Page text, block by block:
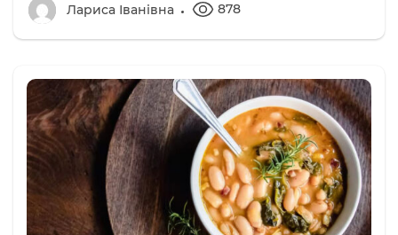
Лариса Іванівна 878